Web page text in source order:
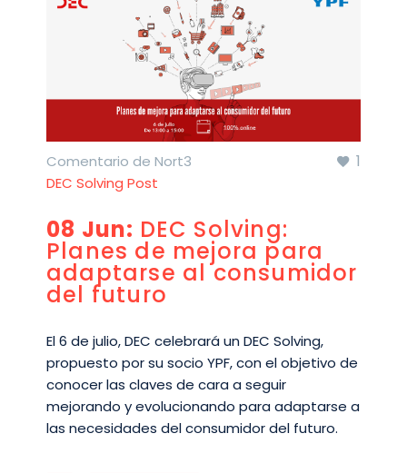
1
Comentario de Nort3
DEC Solving Post
08 Jun: DEC Solving:
Planes de mejora para
adaptarse al consumidor
del futuro
El 6 de julio, DEC celebrará un DEC Solving,
propuesto por su socio YPF, con el objetivo de
conocer las claves de cara a seguir
mejorando y evolucionando para adaptarse a
las necesidades del consumidor del futuro.